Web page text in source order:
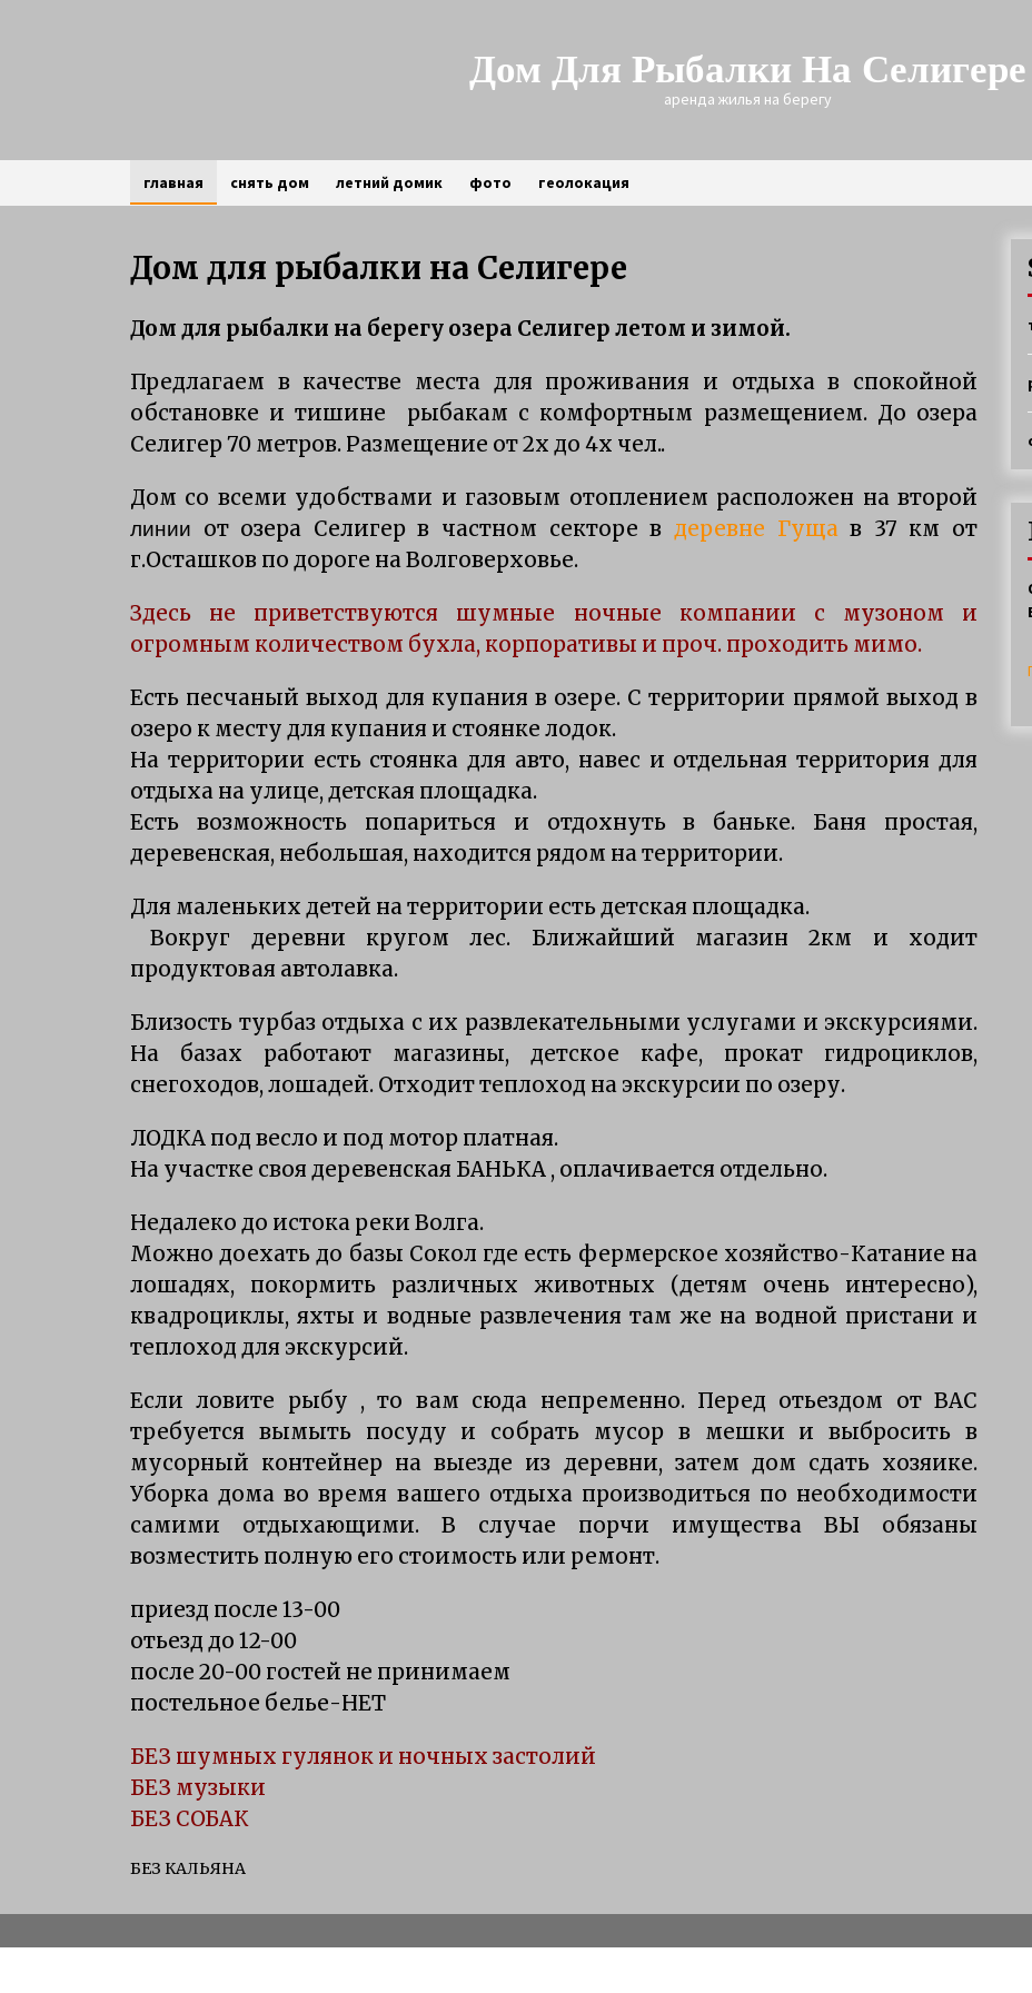
Дом Для Рыбалки На Селигере
аренда жилья на берегу
главная снять дом летний домик фото геолокация
Селигере
3 года ago
Особенности рыбалки на
6 лет ago
Рыбалка на Селигере на щуку
Особенности характера щуки
7 лет ago
Приманки для щуки зимой
7 лет ago
рыбалка осенью на щуку Селигере
12 лет ago
особенности ловли щуки
15 лет ago
Дом для рыбалки на Селигере
Дом для рыбалки на берегу озера Селигер летом и зимой.
Предлагаем в качестве места для проживания и отдыха в спокойной
обстановке и тишине рыбакам с комфортным размещением. До озера
Селигер 70 метров. Размещение от 2х до 4х чел..
Дом со всеми удобствами и газовым отоплением расположен на второй
линии от озера Селигер в частном секторе в деревне Гущав 37 км от
г.Осташков по дороге на Волговерховье.
Здесь не приветствуются шумные ночные компании с музоном и
огромным количеством бухла, корпоративы и проч. проходить мимо.
Есть песчаный выход для купания в озере. С территории прямой выход в
озеро к месту для купания и стоянке лодок.
На территории есть стоянка для авто, навес и отдельная территория для
отдыха на улице, детская площадка.
Есть возможность попариться и отдохнуть в баньке. Баня простая,
деревенская, небольшая, находится рядом на территории.
Для маленьких детей на территории есть детская площадка.
Вокруг деревни кругом лес. Ближайший магазин 2км и ходит
продуктовая автолавка.
Близость турбаз отдыха с их развлекательными услугами и экскурсиями.
На базах работают магазины, детское кафе, прокат гидроциклов,
снегоходов, лошадей. Отходит теплоход на экскурсии по озеру.
ЛОДКА под весло и под мотор платная.
На участке своя деревенская БАНЬКА , оплачивается отдельно.
Недалеко до истока реки Волга.
Можно доехать до базы Сокол где есть фермерское хозяйство-Катание на
лошадях, покормить различных животных (детям очень интересно),
квадроциклы, яхты и водные развлечения там же на водной пристани и
теплоход для экскурсий.
Если ловите рыбу , то вам сюда непременно. Перед отьездом от ВАС
требуется вымыть посуду и собрать мусор в мешки и выбросить в
мусорный контейнер на выезде из деревни, затем дом сдать хозяике.
Уборка дома во время вашего отдыха производиться по необходимости
самими отдыхающими. В случае порчи имущества ВЫ обязаны
возместить полную его стоимость или ремонт.
приезд после 13-00
отьезд до 12-00
после 20-00 гостей не принимаем
постельное белье-НЕТ
БЕЗ шумных гулянок и ночных застолий
БЕЗ музыки
БЕЗ СОБАК
БЕЗ КАЛЬЯНА